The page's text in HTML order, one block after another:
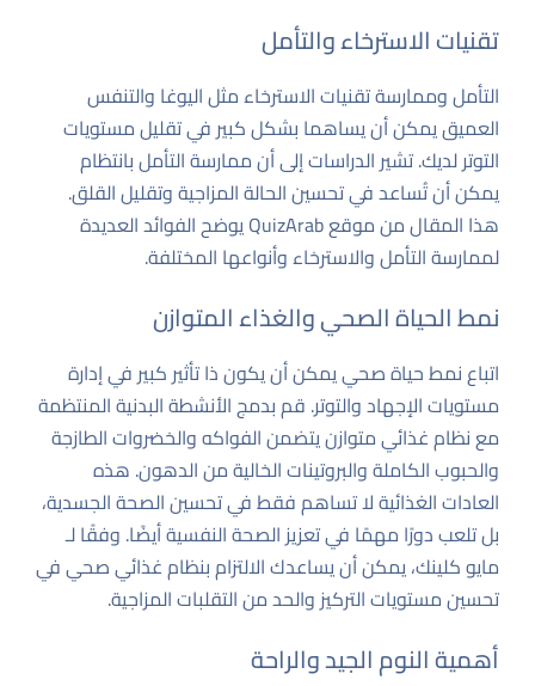
تقنيات الاسترخاء والتأمل
التأمل وممارسة تقنيات الاسترخاء مثل اليوغا والتنفس
العميق يمكن أن يساهما بشكل كبير في تقليل مستويات
التوتر لديك. تشير الدراسات إلى أن ممارسة التأمل بانتظام
يمكن أن تُساعد في تحسين الحالة المزاجية وتقليل القلق.
هذا المقال
من موقع QuizArab يوضح الفوائد العديدة
لممارسة التأمل والاسترخاء وأنواعها المختلفة.
نمط الحياة الصحي والغذاء المتوازن
اتباع نمط حياة صحي يمكن أن يكون ذا تأثير كبير في إدارة
مستويات الإجهاد والتوتر. قم بدمج الأنشطة البدنية المنتظمة
مع نظام غذائي متوازن يتضمن الفواكه والخضروات الطازجة
والحبوب الكاملة والبروتينات الخالية من الدهون. هذه
العادات الغذائية لا تساهم فقط في تحسين الصحة الجسدية،
بل تلعب دورًا مهمًا في تعزيز الصحة النفسية أيضًا. وفقًا لـ
مايو كلينك، يمكن أن يساعدك الالتزام بنظام غذائي صحي في
تحسين مستويات التركيز والحد من التقلبات المزاجية.
أهمية النوم الجيد والراحة